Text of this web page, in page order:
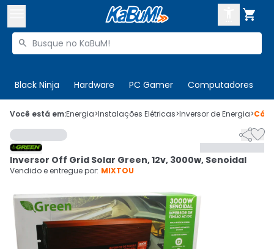

Buscar produtos

Black Ninja Hardware PC Gamer Computadores
 Olá. Acesse sua conta
 Departamentos
Cupons
Mais Vendidos
Ativar tradutor em libras
CADASTRE-SE
Você está em:Energia>Instalações Elétricas>Inversor de Energia>

Inversor Off Grid Solar Green, 12v, 3000w, Senoidal
Vendido e entregue por: MIXTOU